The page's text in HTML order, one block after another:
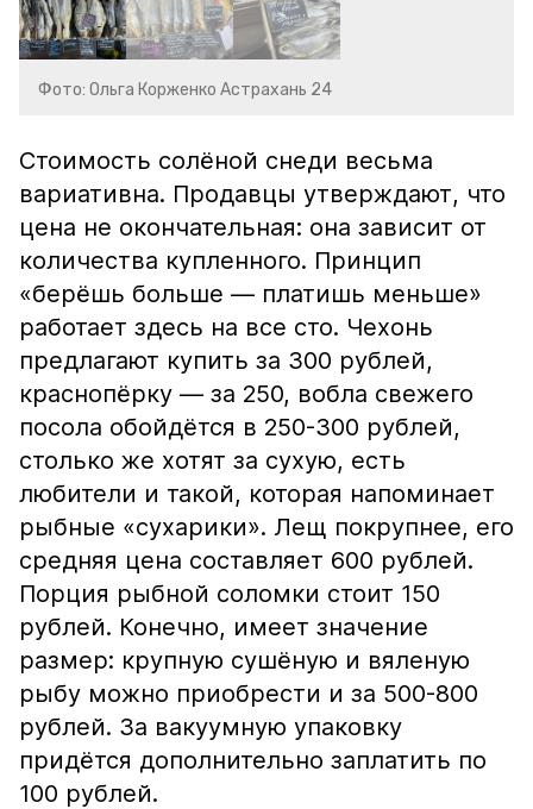
Фото: Ольга Корженко Астрахань 24
Стоимость солёной снеди весьма
вариативна. Продавцы утверждают, что
цена не окончательная: она зависит от
количества купленного. Принцип
«берёшь больше — платишь меньше»
работает здесь на все сто. Чехонь
предлагают купить за 300 рублей,
краснопёрку — за 250, вобла свежего
посола обойдётся в 250-300 рублей,
столько же хотят за сухую, есть
любители и такой, которая напоминает
рыбные «сухарики». Лещ покрупнее, его
средняя цена составляет 600 рублей.
Порция рыбной соломки стоит 150
рублей. Конечно, имеет значение
размер: крупную сушёную и вяленую
рыбу можно приобрести и за 500-800
рублей. За вакуумную упаковку
придётся дополнительно заплатить по
100 рублей.